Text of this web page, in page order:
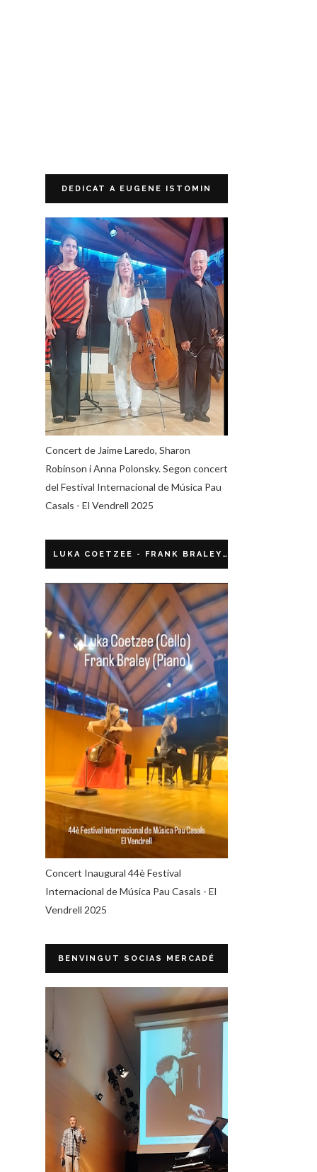
DEDICAT A EUGENE ISTOMIN
Concert de Jaime Laredo, Sharon
Robinson i Anna Polonsky. Segon concert
del Festival Internacional de Música Pau
Casals - El Vendrell 2025
LUKA COETZEE - FRANK BRALEY
Concert Inaugural 44è Festival
Internacional de Música Pau Casals - El
Vendrell 2025
BENVINGUT SOCIAS MERCADÉ